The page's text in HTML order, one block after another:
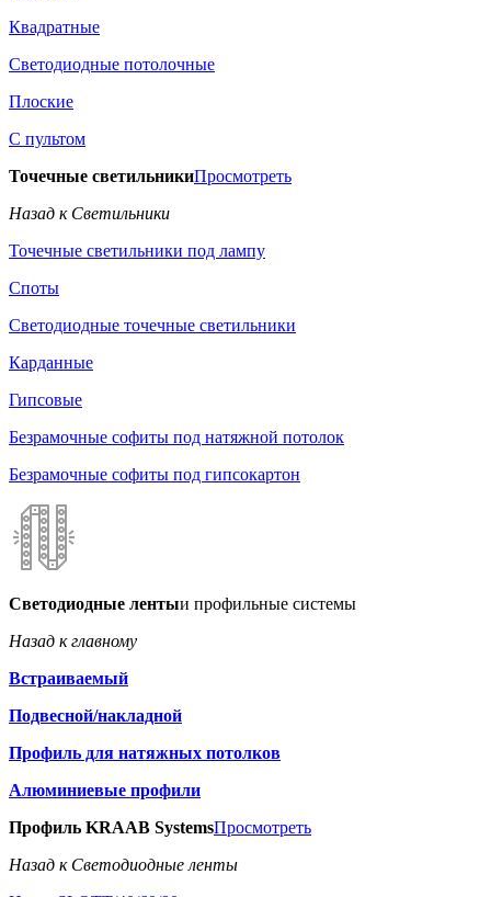
Квадратные
Светодиодные потолочные
Плоские
С пультом
Точечные светильникиПросмотреть
Назад к Светильники
Точечные светильники под лампу
Споты
Светодиодные точечные светильники
Карданные
Гипсовые
Безрамочные софиты под натяжной потолок
Безрамочные софиты под гипсокартон
Светодиодные лентыи профильные системы
Назад к главному
Встраиваемый
Подвесной/накладной
Профиль для натяжных потолков
Алюминиевые профили
Профиль KRAAB SystemsПросмотреть
Назад к Светодиодные ленты